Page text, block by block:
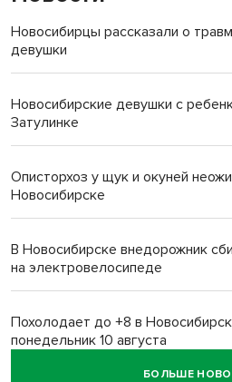
Новосибирцы рассказали о
девушки
Новосибирские девушки с
Затулинке
Описторхоз у щук и окуней
Новосибирске
В Новосибирске внедорожник
на электровелосипеде
Похолодает до +8 в
понедельник 10 августа
БОЛЬШЕ